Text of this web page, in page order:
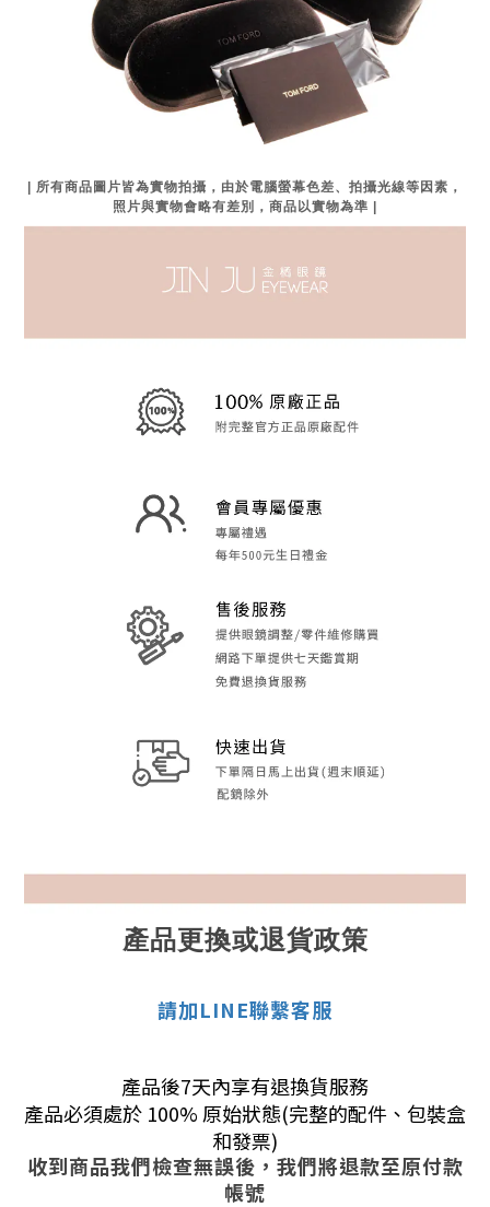
| 所有商品圖片皆為實物拍攝，由於電腦螢幕色差、拍攝光線等因素，
照片與實物會略有差別，商品以實物為準 |
產品更換或退貨政策
請加LINE聯繫客服
產品後7天內享有退換貨服務
產品必須處於 100% 原始狀態(完整的配件、包裝盒
和發票)
收到商品我們檢查無誤後，我們將退款至原付款
帳號